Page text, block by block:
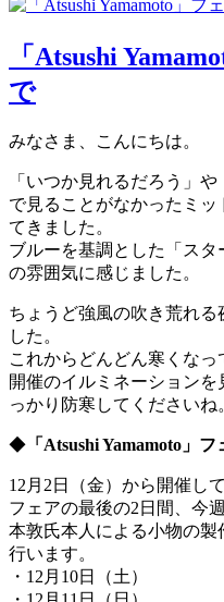
「Atsushi
で
みなさま、こんにちは。
「いつか見れるだろう」
で見ることがなかったミ
てきました。
ブルーを基調とした「スタ
の雰囲気に感じました。
ちょうど強風の吹き荒れる
した。
これからどんどん寒くな
開催のイルミネーション
っかり防寒してくださいね
◆ 「Atsushi Yamamoto」
12月2日（金）から開催し
フェアの最後の2日間、今
本敦氏本人による小物の
行います。
・12月10日（土）